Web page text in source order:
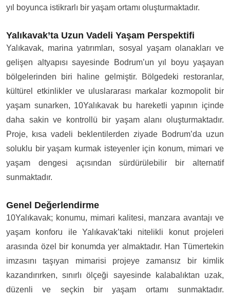
yıl boyunca istikrarlı bir yaşam ortamı oluşturmaktadır.
Yalıkavak’ta Uzun Vadeli Yaşam Perspektifi
Yalıkavak, marina yatırımları, sosyal yaşam olanakları ve
gelişen altyapısı sayesinde Bodrum’un yıl boyu yaşayan
bölgelerinden biri haline gelmiştir. Bölgedeki restoranlar,
kültürel etkinlikler ve uluslararası markalar kozmopolit bir
yaşam sunarken, 10Yalıkavak bu hareketli yapının içinde
daha sakin ve kontrollü bir yaşam alanı oluşturmaktadır.
Proje, kısa vadeli beklentilerden ziyade Bodrum’da uzun
soluklu bir yaşam kurmak isteyenler için konum, mimari ve
yaşam dengesi açısından sürdürülebilir bir alternatif
sunmaktadır.
Genel Değerlendirme
10Yalıkavak; konumu, mimari kalitesi, manzara avantajı ve
yaşam konforu ile Yalıkavak’taki nitelikli konut projeleri
arasında özel bir konumda yer almaktadır. Han Tümertekin
imzasını taşıyan mimarisi projeye zamansız bir kimlik
kazandırırken, sınırlı ölçeği sayesinde kalabalıktan uzak,
düzenli ve seçkin bir yaşam ortamı sunmaktadır.